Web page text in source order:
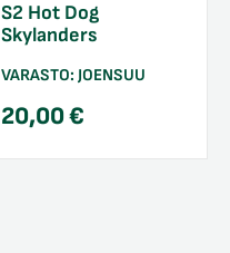
S2 Hot Dog
Skylanders
VARASTO: JOENSUU
20,00€